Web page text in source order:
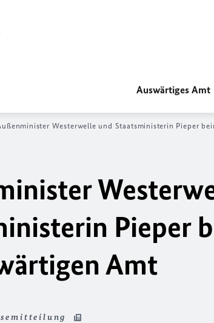
Auswärtiges Amt
Westerwelle und Staatsministerin Pieper
Pieper
Amt